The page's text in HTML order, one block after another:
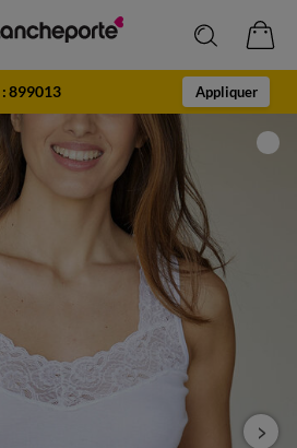
:899013 Appliquer